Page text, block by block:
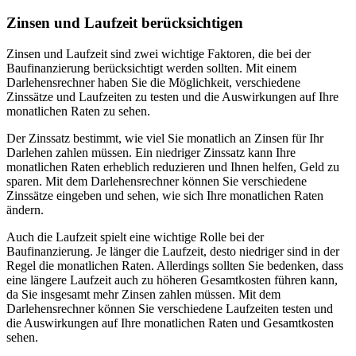
Zinsen und Laufzeit berücksichtigen
Zinsen und Laufzeit sind zwei wichtige Faktoren, die bei der
Baufinanzierung berücksichtigt werden sollten. Mit einem
Darlehensrechner haben Sie die Möglichkeit, verschiedene
Zinssätze und Laufzeiten zu testen und die Auswirkungen auf Ihre
monatlichen Raten zu sehen.
Der Zinssatz bestimmt, wie viel Sie monatlich an Zinsen für Ihr
Darlehen zahlen müssen. Ein niedriger Zinssatz kann Ihre
monatlichen Raten erheblich reduzieren und Ihnen helfen, Geld zu
sparen. Mit dem Darlehensrechner können Sie verschiedene
Zinssätze eingeben und sehen, wie sich Ihre monatlichen Raten
ändern.
Auch die Laufzeit spielt eine wichtige Rolle bei der
Baufinanzierung. Je länger die Laufzeit, desto niedriger sind in der
Regel die monatlichen Raten. Allerdings sollten Sie bedenken, dass
eine längere Laufzeit auch zu höheren Gesamtkosten führen kann,
da Sie insgesamt mehr Zinsen zahlen müssen. Mit dem
Darlehensrechner können Sie verschiedene Laufzeiten testen und
die Auswirkungen auf Ihre monatlichen Raten und Gesamtkosten
sehen.